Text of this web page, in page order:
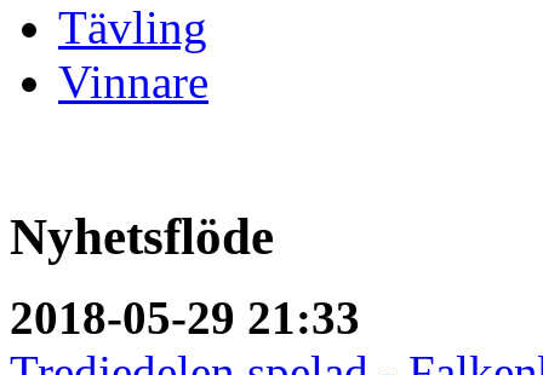
Tävling
Vinnare
Nyhetsflöde
2018-05-29 21:33